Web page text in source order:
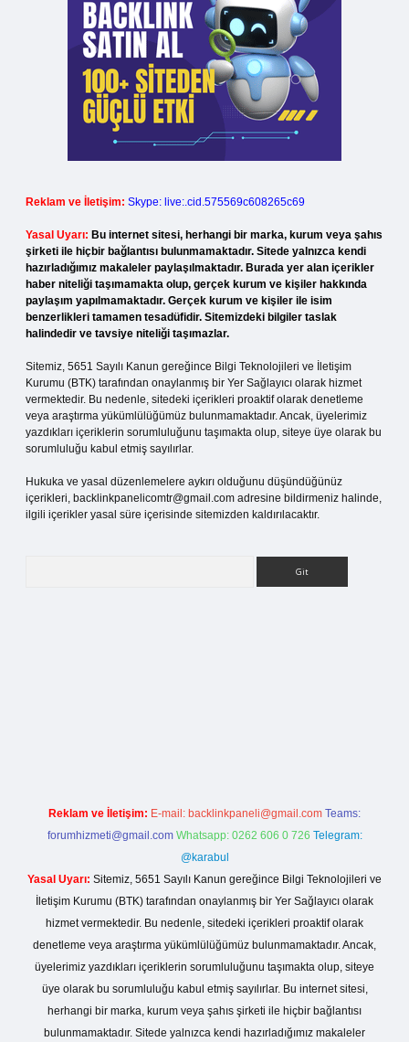
Reklam ve İletişim: Skype: live:.cid.575569c608265c69
Yasal Uyarı: Bu internet sitesi, herhangi bir marka, kurum veya şahıs
şirketi ile hiçbir bağlantısı bulunmamaktadır. Sitede yalnızca kendi
hazırladığımız makaleler paylaşılmaktadır. Burada yer alan içerikler
haber niteliği taşımamakta olup, gerçek kurum ve kişiler hakkında
paylaşım yapılmamaktadır. Gerçek kurum ve kişiler ile isim
benzerlikleri tamamen tesadüfidir. Sitemizdeki bilgiler taslak
halindedir ve tavsiye niteliği taşımazlar.
Sitemiz, 5651 Sayılı Kanun gereğince Bilgi Teknolojileri ve İletişim
Kurumu (BTK) tarafından onaylanmış bir Yer Sağlayıcı olarak hizmet
vermektedir. Bu nedenle, sitedeki içerikleri proaktif olarak denetleme
veya araştırma yükümlülüğümüz bulunmamaktadır. Ancak, üyelerimiz
yazdıkları içeriklerin sorumluluğunu taşımakta olup, siteye üye olarak bu
sorumluluğu kabul etmiş sayılırlar.
Hukuka ve yasal düzenlemelere aykırı olduğunu düşündüğünüz
içerikleri, backlinkpanelicomtr@gmail.com adresine bildirmeniz halinde,
ilgili içerikler yasal süre içerisinde sitemizden kaldırılacaktır.
Reklam ve İletişim: E-mail: backlinkpaneli@gmail.com Teams:
forumhizmeti@gmail.com Whatsapp: 0262 606 0 726 Telegram:
@karabul
Yasal Uyarı: Sitemiz, 5651 Sayılı Kanun gereğince Bilgi Teknolojileri ve
İletişim Kurumu (BTK) tarafından onaylanmış bir Yer Sağlayıcı olarak
hizmet vermektedir. Bu nedenle, sitedeki içerikleri proaktif olarak
denetleme veya araştırma yükümlülüğümüz bulunmamaktadır. Ancak,
üyelerimiz yazdıkları içeriklerin sorumluluğunu taşımakta olup, siteye
üye olarak bu sorumluluğu kabul etmiş sayılırlar. Bu internet sitesi,
herhangi bir marka, kurum veya şahıs şirketi ile hiçbir bağlantısı
bulunmamaktadır. Sitede yalnızca kendi hazırladığımız makaleler